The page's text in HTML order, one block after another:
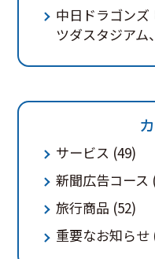
中日ドラゴン
ツダスタジア
サービス (49)
新聞広告コース
旅行商品 (52)
重要なお知らせ